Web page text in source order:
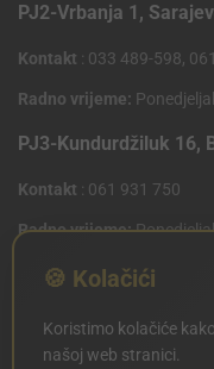
PJ2-Vrbanja 1,
Kontakt : 033 489-598,
Radno vrijeme:
PJ3-Kundurdžiluk 16,
Kontakt : 061 931 750
Radno vrijeme:
PJ4 West
Kontakt: 061 931 750
🍪 Kolačići
Koristimo kolačiće
našoj web stranici.